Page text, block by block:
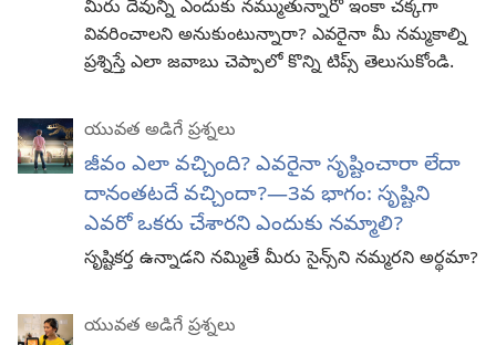
మీరు దేవున్ని ఎందుకు నమ్ముతున్నారో ఇంకా చక్కగా
వివరించాలని అనుకుంటున్నారా? ఎవరైనా మీ నమ్మకాల్ని
ప్రశ్నిస్తే ఎలా జవాబు చెప్పాలో కొన్ని టిప్స్‌ తెలుసుకోండి.
యువత అడిగే ప్రశ్నలు
జీవం ఎలా వచ్చింది? ఎవరైనా సృష్టించారా లేదా
దానంతటదే వచ్చిందా?—3వ భాగం: సృష్టిని
ఎవరో ఒకరు చేశారని ఎందుకు నమ్మాలి?
సృష్టికర్త ఉన్నాడని నమ్మితే మీరు సైన్స్‌ని నమ్మరని అర్థమా?
యువత అడిగే ప్రశ్నలు